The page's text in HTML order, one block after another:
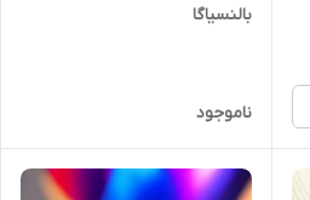
بالنسیاگا
ناموجود